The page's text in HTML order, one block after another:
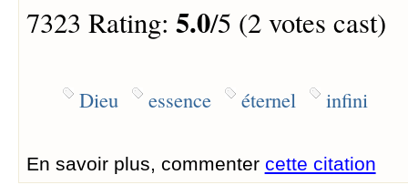
7323 Rating: 5.0/5 (2 votes cast)
Dieu essence éternel infini
En savoir plus, commenter cette citation